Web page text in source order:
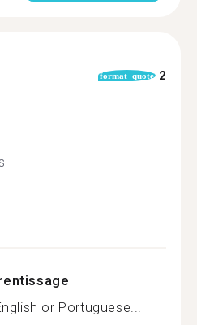
format_quote 2
or Portuguese...